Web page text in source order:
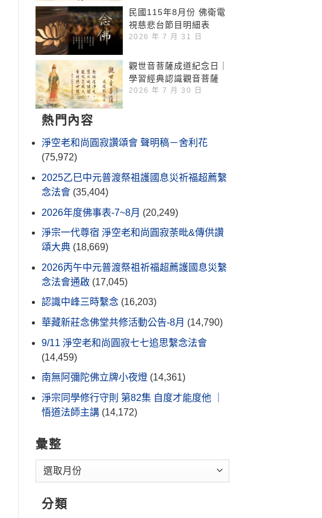
民國115年8月份 佛衛電
視慈悲台節目明細表
2026 年 7 月 31 日
觀世音菩薩成道紀念日｜
學習經典認識觀音菩薩
2026 年 7 月 30 日
熱門內容
淨空老和尚圓寂讚頌會 聲明稿－舍利花
(75,972)
2025乙巳中元普渡祭祖護國息災祈福超薦繫
念法會 (35,404)
2026年度佛事表-7~8月 (20,249)
淨宗一代尊宿 淨空老和尚圓寂荼毗&傳供讚
頌大典 (18,669)
2026丙午中元普渡祭祖祈福超薦護國息災繫
念法會通啟 (17,045)
認識中峰三時繫念 (16,203)
華藏新莊念佛堂共修活動公告-8月 (14,790)
9/11 淨空老和尚圓寂七七追思繫念法會
(14,459)
南無阿彌陀佛立牌小夜燈 (14,361)
淨宗同學修行守則 第82集 自度才能度他 ｜
悟道法師主講 (14,172)
彙整
分類